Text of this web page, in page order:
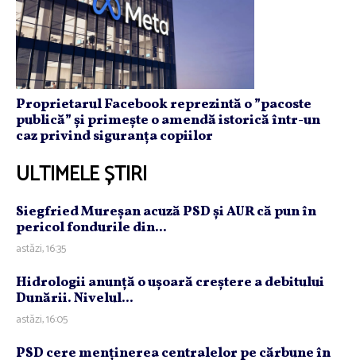
Proprietarul Facebook reprezintă o ”pacoste
publică” și primește o amendă istorică într-un
caz privind siguranța copiilor
ULTIMELE ȘTIRI
Siegfried Mureşan acuză PSD şi AUR că pun în
pericol fondurile din...
astăzi, 16:35
Hidrologii anunţă o uşoară creştere a debitului
Dunării. Nivelul...
astăzi, 16:05
PSD cere menţinerea centralelor pe cărbune în